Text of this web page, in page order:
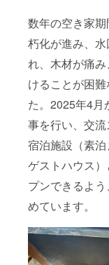
数年の空き家
朽化が進み、
れ、木材が痛
けることが困
た。2025年4月
事を行い、交
宿泊施設（素
ゲストハウス
プンできるよ
めています。